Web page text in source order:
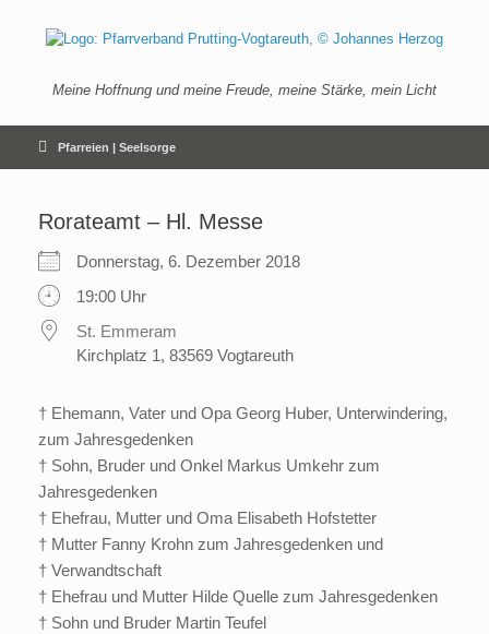
springen
Meine Hoffnung und meine Freude, meine Stärke, mein Licht
Pfarreien | Seelsorge
Rorateamt – Hl. Messe
Donnerstag, 6. Dezember 2018
19:00 Uhr
St. Emmeram
Kirchplatz 1, 83569 Vogtareuth
† Ehemann, Vater und Opa Georg Huber, Unterwindering,
zum Jahresgedenken
† Sohn, Bruder und Onkel Markus Umkehr zum
Jahresgedenken
† Ehefrau, Mutter und Oma Elisabeth Hofstetter
† Mutter Fanny Krohn zum Jahresgedenken und
† Verwandtschaft
† Ehefrau und Mutter Hilde Quelle zum Jahresgedenken
† Sohn und Bruder Martin Teufel